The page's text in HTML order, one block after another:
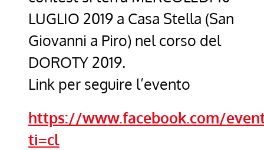
LUGLIO 2019 a Casa Stella (San
Giovanni a Piro) nel corso del
DOROTY 2019.
Link per seguire l’evento
https://www.facebook.com/
ti=cl